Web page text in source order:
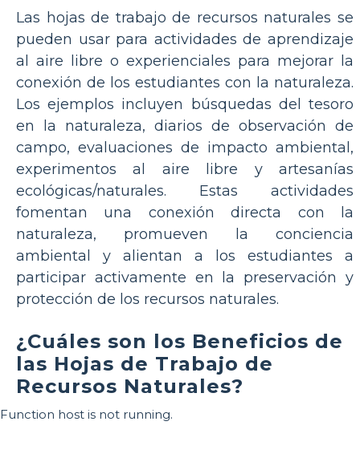
Las hojas de trabajo de recursos naturales se
pueden usar para actividades de aprendizaje
al aire libre o experienciales para mejorar la
conexión de los estudiantes con la naturaleza.
Los ejemplos incluyen búsquedas del tesoro
en la naturaleza, diarios de observación de
campo, evaluaciones de impacto ambiental,
experimentos al aire libre y artesanías
ecológicas/naturales. Estas actividades
fomentan una conexión directa con la
naturaleza, promueven la conciencia
ambiental y alientan a los estudiantes a
participar activamente en la preservación y
protección de los recursos naturales.
¿Cuáles son los Beneficios de
las Hojas de Trabajo de
Recursos Naturales?
Function host is not running.